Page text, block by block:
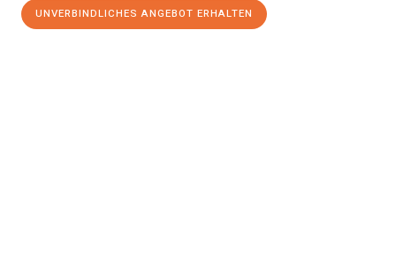
UNVERBINDLICHES ANGEBOT ERHALTEN